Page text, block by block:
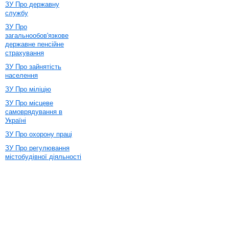
ЗУ Про державну
службу
ЗУ Про
загальнообов'язкове
державне пенсійне
страхування
ЗУ Про зайнятість
населення
ЗУ Про міліцію
ЗУ Про місцеве
самоврядування в
Україні
ЗУ Про охорону праці
ЗУ Про регулювання
містобудівної діяльності